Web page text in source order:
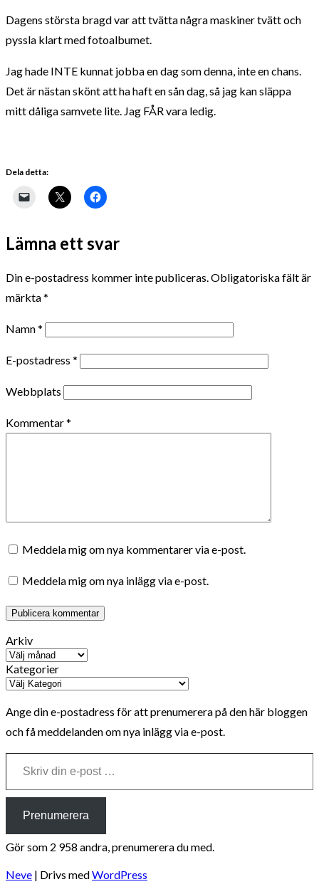
Dagens största bragd var att tvätta några maskiner tvätt och
pyssla klart med fotoalbumet.
Jag hade INTE kunnat jobba en dag som denna, inte en chans.
Det är nästan skönt att ha haft en sån dag, så jag kan släppa
mitt dåliga samvete lite. Jag FÅR vara ledig.
Dela detta:
Lämna ett svar
Din e-postadress kommer inte publiceras. Obligatoriska fält är
märkta*
Namn*
E-postadress *
Webbplats
Kommentar*
Meddela mig om nya kommentarer via e-post.
Meddela mig om nya inlägg via e-post.
Arkiv
Kategorier
Ange din e-postadress för att prenumerera på den här bloggen
och få meddelanden om nya inlägg via e-post.
Skriv din e-post …
Prenumerera
Gör som 2 958 andra, prenumerera du med.
Neve | Drivs medWordPress